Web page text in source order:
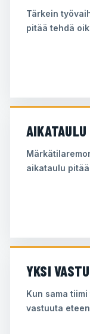
Tärkein
pitää tehdä
AIKATAULU
aikataulu
YKSI
Kun sama
vastuuta